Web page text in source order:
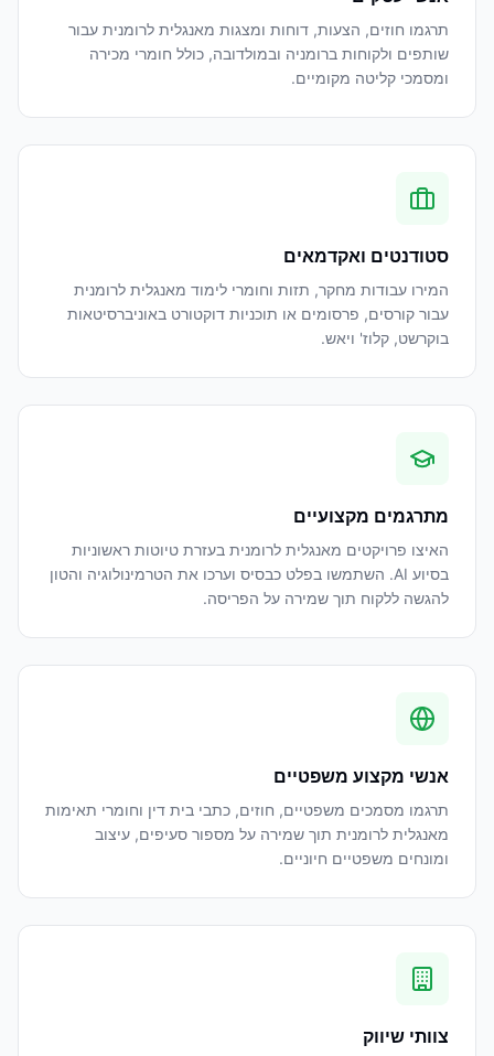
תרגמו חוזים, הצעות, דוחות ומצגות מאנגלית לרומנית עבור
שותפים ולקוחות ברומניה ובמולדובה, כולל חומרי מכירה
ומסמכי קליטה מקומיים.
סטודנטים ואקדמאים
המירו עבודות מחקר, תזות וחומרי לימוד מאנגלית לרומנית
עבור קורסים, פרסומים או תוכניות דוקטורט באוניברסיטאות
בוקרשט, קלוז' ויאש.
מתרגמים מקצועיים
האיצו פרויקטים מאנגלית לרומנית בעזרת טיוטות ראשוניות
בסיוע AI. השתמשו בפלט כבסיס וערכו את הטרמינולוגיה והטון
להגשה ללקוח תוך שמירה על הפריסה.
אנשי מקצוע משפטיים
תרגמו מסמכים משפטיים, חוזים, כתבי בית דין וחומרי תאימות
מאנגלית לרומנית תוך שמירה על מספור סעיפים, עיצוב
ומונחים משפטיים חיוניים.
צוותי שיווק